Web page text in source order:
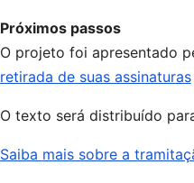
Próximos passos
O projeto foi apresentado
retirada de suas assinaturas
O texto será distribuído
Saiba mais sobre a